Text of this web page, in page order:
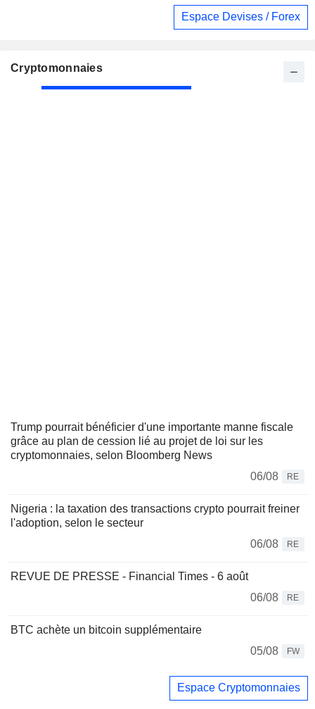
Espace Devises / Forex
Cryptomonnaies
Trump pourrait bénéficier d'une importante manne fiscale
grâce au plan de cession lié au projet de loi sur les
cryptomonnaies, selon Bloomberg News
06/08
RE
Nigeria : la taxation des transactions crypto pourrait freiner
l'adoption, selon le secteur
06/08
RE
REVUE DE PRESSE - Financial Times - 6 août
06/08
RE
BTC achète un bitcoin supplémentaire
05/08
FW
Espace Cryptomonnaies